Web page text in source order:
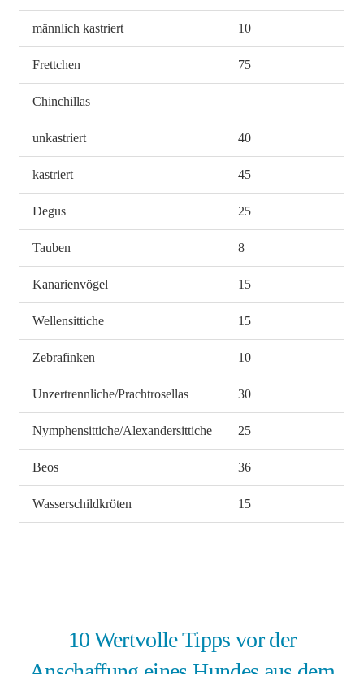
männlich kastriert 10
Frettchen 75
Chinchillas
unkastriert 40
kastriert 45
Degus 25
Tauben 8
Kanarienvögel 15
Wellensittiche 15
Zebrafinken 10
Unzertrennliche/Prachtrosellas 30
Nymphensittiche/Alexandersittiche 25
Beos 36
Wasserschildkröten 15
10 Wertvolle Tipps vor der